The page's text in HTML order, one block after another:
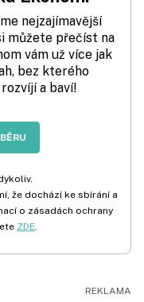
nejzajímavější
můžete přečíst na
vám už více jak
bez kterého
a baví!
že dochází ke sbírání a
o zásadách ochrany
ZDE.